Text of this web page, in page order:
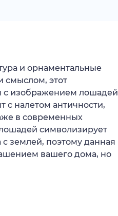
и орнаментальные
смыслом, этот
с изображением лошадей
налетом античности,
в современных
символизирует
с землей, поэтому данная
вашего дома, но